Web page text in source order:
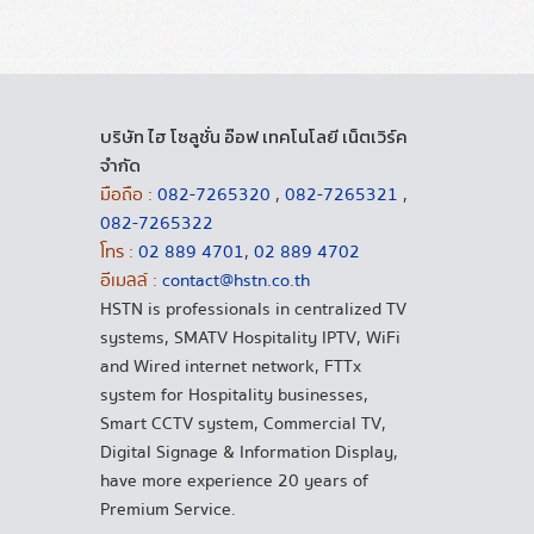
บริษัท ไฮ โซลูชั่น อ๊อฟ เทคโนโลยี เน็ตเวิร์ค
จำกัด
มือถือ : 082-7265320 , 082-7265321 ,
082-7265322
โทร : 02 889 4701, 02 889 4702
อีเมลล์ : contact@hstn.co.th
HSTN is professionals in centralized TV
systems, SMATV Hospitality IPTV, WiFi
and Wired internet network, FTTx
system for Hospitality businesses,
Smart CCTV system, Commercial TV,
Digital Signage & Information Display,
have more experience 20 years of
Premium Service.